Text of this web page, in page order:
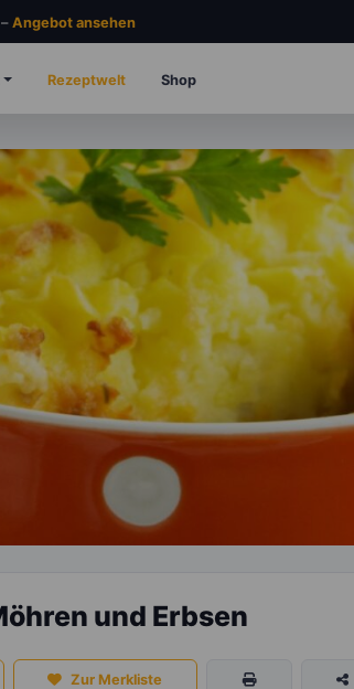
Angebot ansehen
Rezeptwelt Shop
und Erbsen
Zur Merkliste